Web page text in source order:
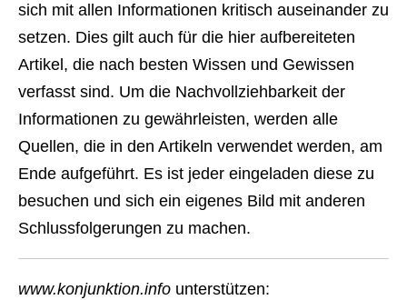
sich mit allen Informationen kritisch auseinander zu
setzen. Dies gilt auch für die hier aufbereiteten
Artikel, die nach besten Wissen und Gewissen
verfasst sind. Um die Nachvollziehbarkeit der
Informationen zu gewährleisten, werden alle
Quellen, die in den Artikeln verwendet werden, am
Ende aufgeführt. Es ist jeder eingeladen diese zu
besuchen und sich ein eigenes Bild mit anderen
Schlussfolgerungen zu machen.
www.konjunktion.info unterstützen: